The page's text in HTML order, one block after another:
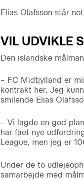
Elias Olafsson står
VIL UDVIKLE
Den islandske
– FC Midtjylland er
kontrakt her. Jeg
smilende Elias
– Vi lagde en god
har fået nye
League, men jeg er
Under de to
samarbejde med